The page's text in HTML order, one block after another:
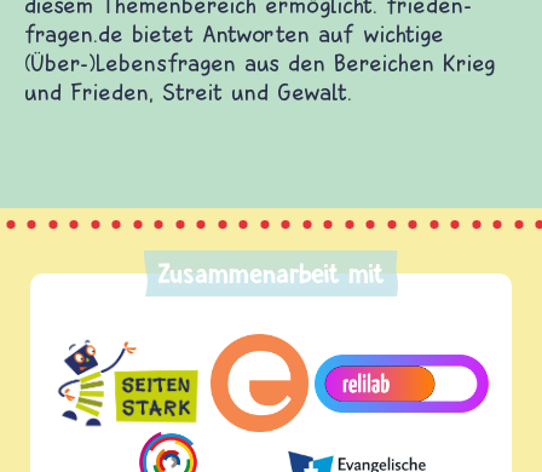
fragen.de bietet Antworten auf wichtige
(Über-)Lebensfragen aus den Bereichen Krieg
und Frieden, Streit und Gewalt.
Zusammenarbeit mit